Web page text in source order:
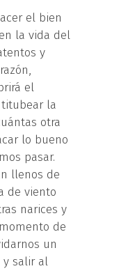
el bien
la vida del
y
el
la
otra
lo bueno
pasar.
llenos de
de viento
narices y
de
un
y salir al